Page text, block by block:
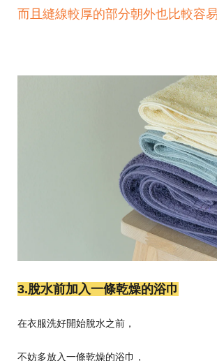
而且縫線較厚的部分朝外也比較容
3.脫水前加入一條乾燥的浴巾
在衣服洗好開始脫水之前，
不妨多放入一條乾燥的浴巾，